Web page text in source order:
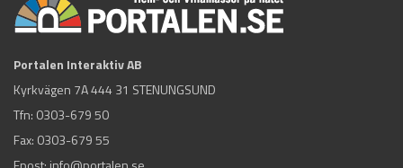
Portalen Interaktiv AB
Kyrkvägen 7A 444 31 STENUNGSUND
Tfn: 0303-679 50
Fax: 0303-679 55